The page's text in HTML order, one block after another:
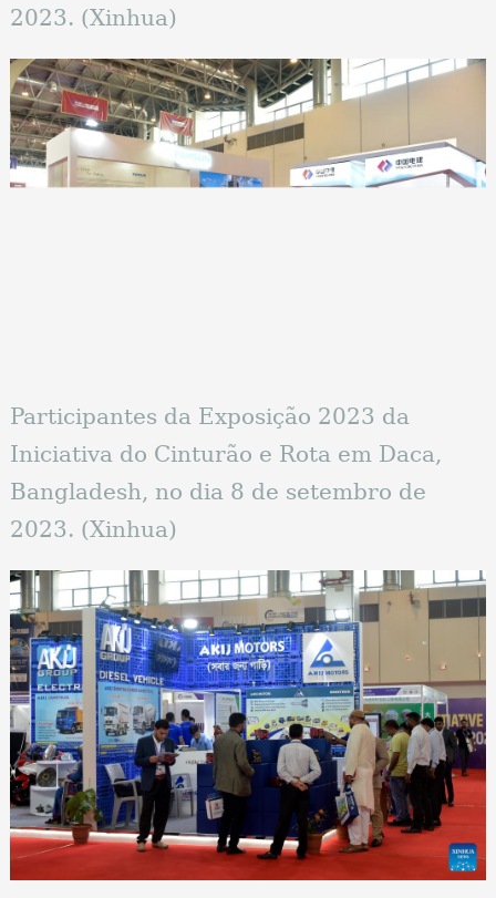
2023. (Xinhua)
Participantes da Exposição 2023 da
Iniciativa do Cinturão e Rota em Daca,
Bangladesh, no dia 8 de setembro de
2023. (Xinhua)